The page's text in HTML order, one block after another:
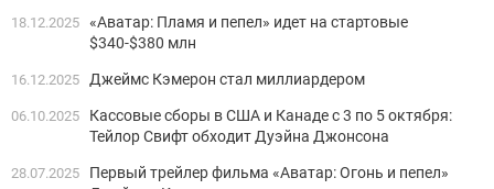
18.12.2025 «Аватар: Пламя и пепел» идет на стартовые
$340-$380 млн
16.12.2025 Джеймс Кэмерон стал миллиардером
06.10.2025
Кассовые сборы в США и Канаде с 3 по 5 октября:
Тейлор Свифт обходит Дуэйна Джонсона
28.07.2025
Первый трейлер фильма «Аватар: Огонь и пепел»